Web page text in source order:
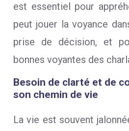
est essentiel pour
peut jouer la voyance
prise de décision, et
bonnes voyantes des
Besoin de clarté et de
son chemin de vie
La vie est souvent